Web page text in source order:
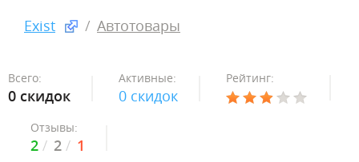
Exist Автотовары
Всего:
0 скидок
Активные:
0 скидок
Рейтинг:
Отзывы:
2 2 1